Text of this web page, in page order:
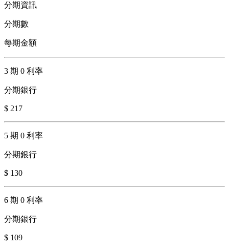
分期資訊
分期數
每期金額
3 期 0 利率
分期銀行
$ 217
5 期 0 利率
分期銀行
$ 130
6 期 0 利率
分期銀行
$ 109